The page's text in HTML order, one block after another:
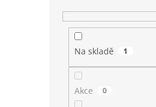
Na skladě 1
Akce 0